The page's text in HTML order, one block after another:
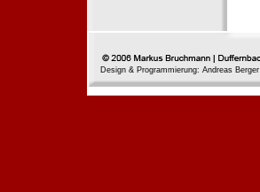
Design & Programmierung: Andreas Berger